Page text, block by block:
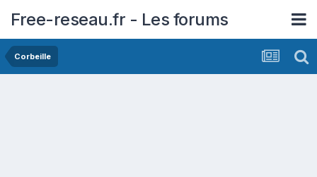
Free-reseau.fr - Les forums
Corbeille